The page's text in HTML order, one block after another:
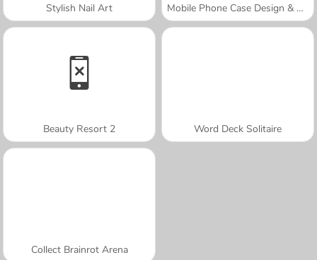
Stylish Nail Art Mobile Phone Case Design & DIY
Beauty Resort 2 Word Deck Solitaire
Collect Brainrot Arena